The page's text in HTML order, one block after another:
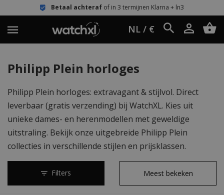
Betaal achterafof in 3 termijnen Klarna + ln3
NL / €
Philipp Plein horloges
Philipp Plein horloges: extravagant & stijlvol. Direct
leverbaar (gratis verzending) bij WatchXL. Kies uit
unieke dames- en herenmodellen met geweldige
uitstraling. Bekijk onze uitgebreide Philipp Plein
collecties in verschillende stijlen en prijsklassen.
Filters